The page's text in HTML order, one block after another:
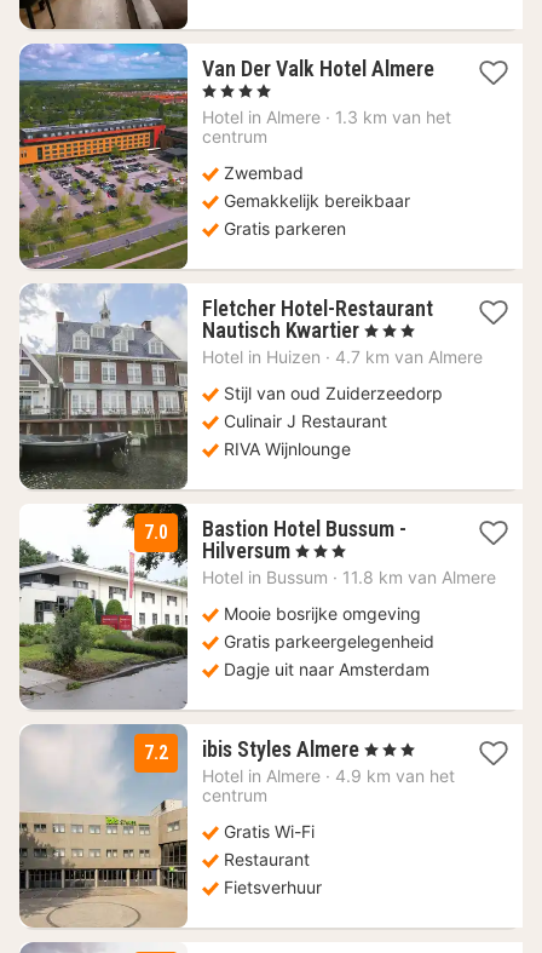
Van Der Valk Hotel Almere
1
nacht
vanaf
€
, 4 Sterren
Hotel in Almere · 1.3 km van het
centrum
Zwembad
Gemakkelijk bereikbaar
Gratis parkeren
Fletcher Hotel-Restaurant
Nautisch Kwartier 1
nacht
89
€
, 3 Sterren
Hotel in Huizen · 4.7 km van Almere
Stijl van oud Zuiderzeedorp
Culinair J Restaurant
RIVA Wijnlounge
7.0
Bastion Hotel Bussum -
Hilversum 1
nacht
79
€
, 3 Sterren
Hotel in Bussum · 11.8 km van Almere
Mooie bosrijke omgeving
Gratis parkeergelegenheid
Dagje uit naar Amsterdam
7.2 ibis Styles Almere 1
nacht
, 3 Sterren
Hotel in Almere · 4.9 km van het
centrum
Gratis Wi-Fi
Restaurant
Fietsverhuur